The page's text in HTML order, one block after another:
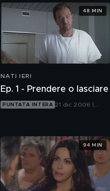
NATI IERI
Ep. 1 - Prendere o lasciare
PUNTATA INTERA 21 dic 2006 |
48 MIN
94 MIN